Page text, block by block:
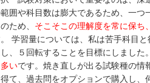
囲や科目数は膨大であるため、一つ
ため、 そこそこの理解度を常に保ち
学習量については、私は苦手科目
、５回転することを目標にしました。
いです。焼き直しが出る試験種の情
て、過去問をオプションで購入し